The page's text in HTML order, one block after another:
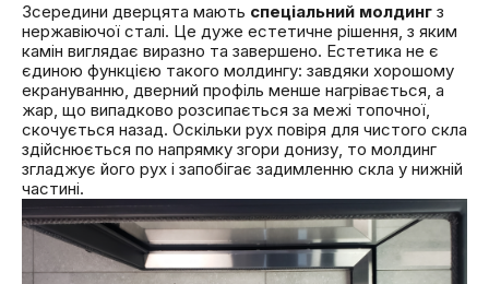
Зсередини дверцята мають спеціальний молдинг з
нержавіючої сталі. Це дуже естетичне рішення, з яким
камін виглядає виразно та завершено. Естетика не є
єдиною функцією такого молдингу: завдяки хорошому
екрануванню, дверний профіль менше нагрівається, а
жар, що випадково розсипається за межі топочної,
скочується назад. Оскільки рух повіря для чистого скла
здійснюється по напрямку згори донизу, то молдинг
згладжує його рух і запобігає задимленню скла у нижній
частині.